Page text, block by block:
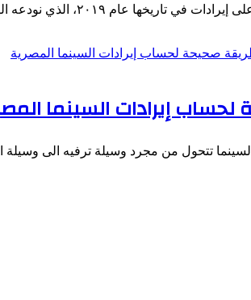
الذي نودعه اليوم الثلاثاء، فلا شك أن هذا…
إيرادات السينما
تتحول من مجرد وسيلة ترفيه الى